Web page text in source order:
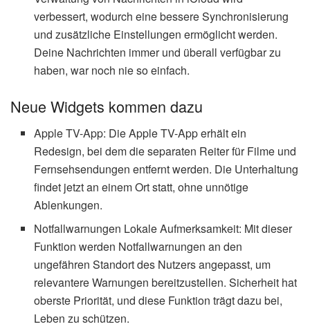
verbessert, wodurch eine bessere Synchronisierung
und zusätzliche Einstellungen ermöglicht werden.
Deine Nachrichten immer und überall verfügbar zu
haben, war noch nie so einfach.
Neue Widgets kommen dazu
Apple TV-App: Die Apple TV-App erhält ein
Redesign, bei dem die separaten Reiter für Filme und
Fernsehsendungen entfernt werden. Die Unterhaltung
findet jetzt an einem Ort statt, ohne unnötige
Ablenkungen.
Notfallwarnungen Lokale Aufmerksamkeit: Mit dieser
Funktion werden Notfallwarnungen an den
ungefähren Standort des Nutzers angepasst, um
relevantere Warnungen bereitzustellen. Sicherheit hat
oberste Priorität, und diese Funktion trägt dazu bei,
Leben zu schützen.